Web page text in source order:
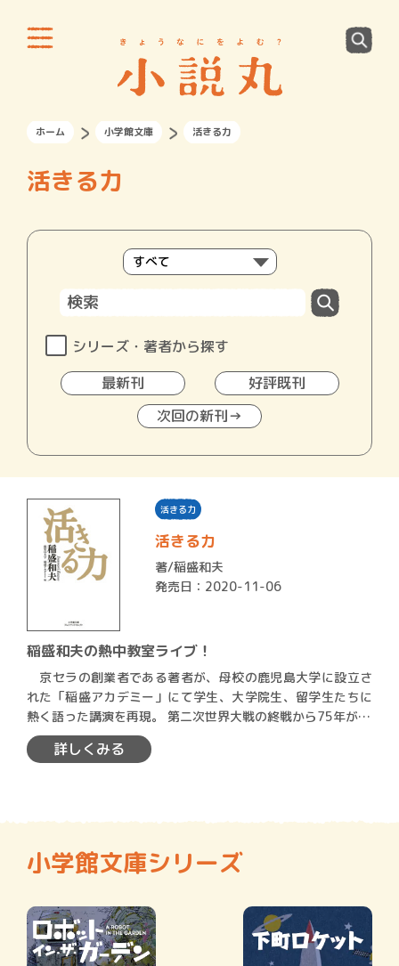
ホーム 小学館文庫 活きる力
活きる力
シリーズ・著者から探す
最新刊
好評既刊
次回の新刊→
活きる力
活きる力
著/稲盛和夫
発売日：2020-11-06
稲盛和夫の熱中教室ライブ！
京セラの創業者である著者が、母校の鹿児島大学に設立さ
れた「稲盛アカデミー」にて学生、大学院生、留学生たちに
熱く語った講演を再現。 第二次世界大戦の終戦から75年が…
詳しくみる
小学館文庫シリーズ